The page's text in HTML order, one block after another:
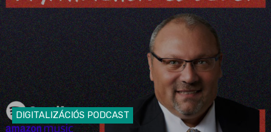
DIGITALIZÁCIÓS PODCAST